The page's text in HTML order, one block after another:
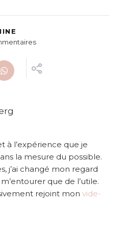
s
I
i
r
e
h
y
à l’expérience que je
la mesure du possible.
j’ai changé mon regard
que de l’utile.
rejoint mon vide-